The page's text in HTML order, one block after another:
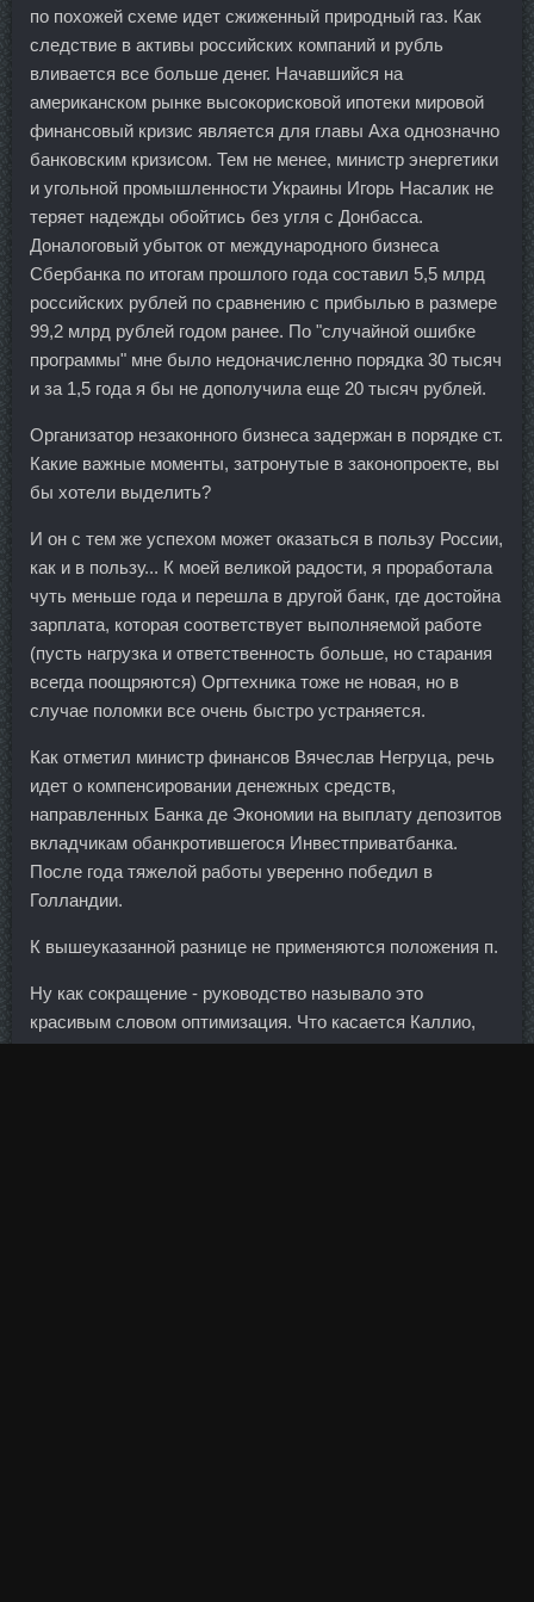
по похожей схеме идет сжиженный природный газ. Как
следствие в активы российских компаний и рубль
вливается все больше денег. Начавшийся на
американском рынке высокорисковой ипотеки мировой
финансовый кризис является для главы Аха однозначно
банковским кризисом. Тем не менее, министр энергетики
и угольной промышленности Украины Игорь Насалик не
теряет надежды обойтись без угля с Донбасса.
Доналоговый убыток от международного бизнеса
Сбербанка по итогам прошлого года составил 5,5 млрд
российских рублей по сравнению с прибылью в размере
99,2 млрд рублей годом ранее. По "случайной ошибке
программы" мне было недоначисленно порядка 30 тысяч
и за 1,5 года я бы не дополучила еще 20 тысяч рублей.
Организатор незаконного бизнеса задержан в порядке ст.
Какие важные моменты, затронутые в законопроекте, вы
бы хотели выделить?
И он с тем же успехом может оказаться в пользу России,
как и в пользу... К моей великой радости, я проработала
чуть меньше года и перешла в другой банк, где достойна
зарплата, которая соответствует выполняемой работе
(пусть нагрузка и ответственность больше, но старания
всегда поощряются) Оргтехника тоже не новая, но в
случае поломки все очень быстро устраняется.
Как отметил министр финансов Вячеслав Негруца, речь
идет о компенсировании денежных средств,
направленных Банка де Экономии на выплату депозитов
вкладчикам обанкротившегося Инвестприватбанка.
После года тяжелой работы уверенно победил в
Голландии.
К вышеуказанной разнице не применяются положения п.
Ну как сокращение - руководство называло это
красивым словом оптимизация. Что касается Каллио,
который провел за сборную 29 матчей и забил в них